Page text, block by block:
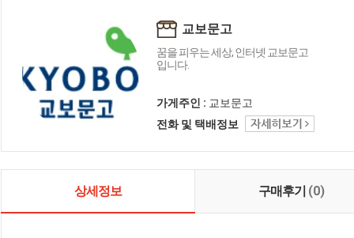
교보문고
꿈을 피우는 세상, 인터넷 교보문고
입니다.
가게주인 : 교보문고
전화 및 택배정보
상세정보 구매후기 (0)